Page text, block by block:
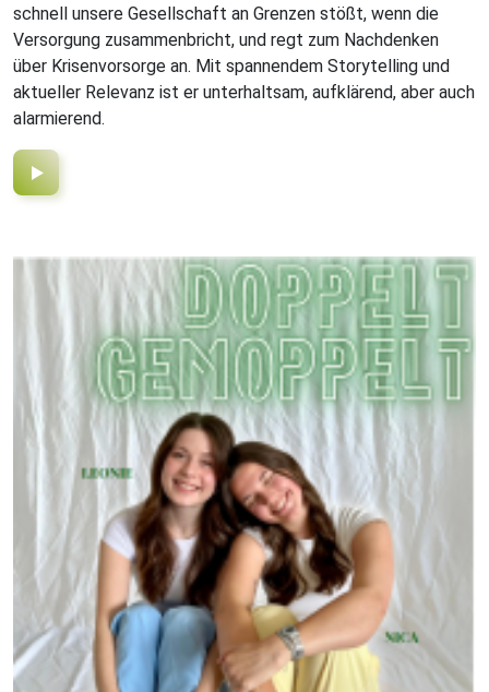
schnell unsere Gesellschaft an Grenzen stößt, wenn die
Versorgung zusammenbricht, und regt zum Nachdenken
über Krisenvorsorge an. Mit spannendem Storytelling und
aktueller Relevanz ist er unterhaltsam, aufklärend, aber auch
alarmierend.